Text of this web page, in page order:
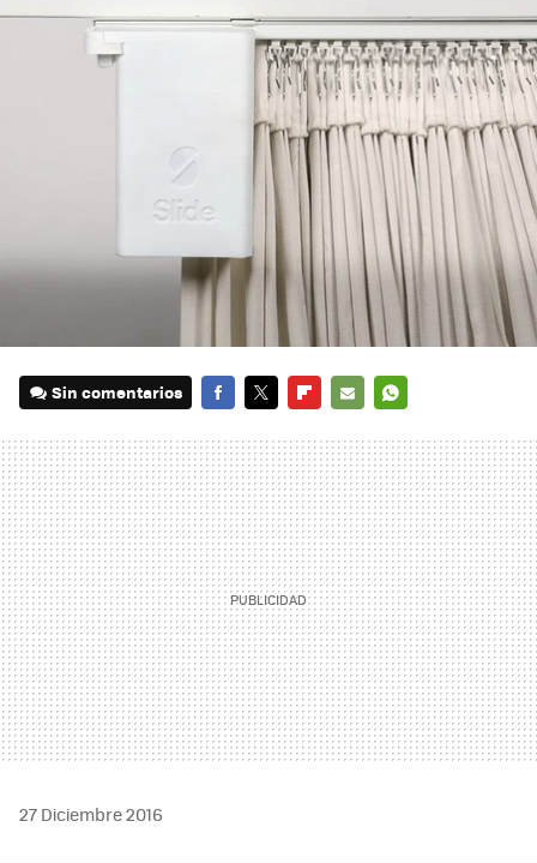
Sin comentarios
MAIL
27 Diciembre 2016